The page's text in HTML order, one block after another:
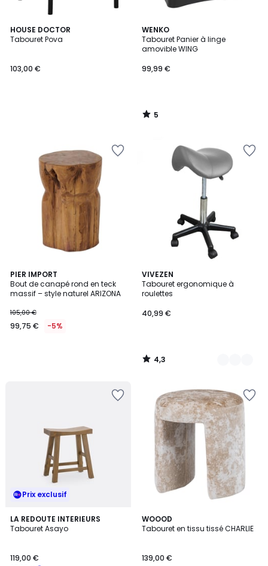
HOUSE DOCTOR
Tabouret Pova
103,00 €
WENKO
Tabouret Panier à linge
amovible WING
99,99 €
5
/
5
5
/
PIER IMPORT
Bout de canapé rond en teck
massif – style naturel ARIZONA
105,00 €
99,75 € -5%
VIVEZEN
Tabouret ergonomique à
roulettes
40,99 €
4,3
/ 5
4
Couleurs
4,3
/
Prix exclusif
LA REDOUTE INTERIEURS
Tabouret Asayo
119,00 €
4,6
/ 5
WOOOD
Tabouret en tissu tissé CHARLIE
139,00 €
2
Couleurs